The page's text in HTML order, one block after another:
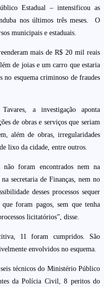
Estadual – intensificou as
nos últimos três meses. O
municipais e estaduais.
mais de R$ 20 mil reais
de joias e um carro que estaria
no esquema criminoso de fraudes
a investigação aponta
de obras e serviços que seriam
além de obras, irregularidades
lixo da cidade, entre outros.
foram encontrados nem na
secretaria de Finanças, nem no
desses processos sequer
foram pagos, sem que tenha
licitatórios”, disse.
11 foram cumpridos. São
envolvidos no esquema.
técnicos do Ministério Público
da Polícia Civil, 8 peritos do